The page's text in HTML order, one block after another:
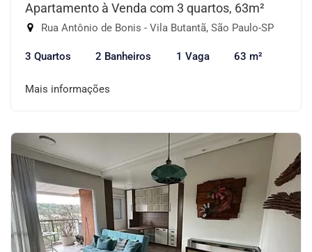
Apartamento à Venda com 3 quartos, 63m²
Rua Antônio de Bonis - Vila Butantã, São Paulo-SP
3 Quartos 2 Banheiros 1 Vaga 63 m²
Mais informações